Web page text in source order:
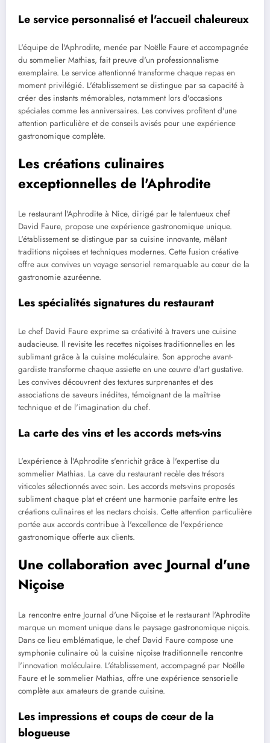
Le service personnalisé et l'accueil chaleureux
L'équipe de l'Aphrodite, menée par Noëlle Faure et accompagnée
du sommelier Mathias, fait preuve d'un professionnalisme
exemplaire. Le service attentionné transforme chaque repas en
moment privilégié. L'établissement se distingue par sa capacité à
créer des instants mémorables, notamment lors d'occasions
spéciales comme les anniversaires. Les convives profitent d'une
attention particulière et de conseils avisés pour une expérience
gastronomique complète.
Les créations culinaires
exceptionnelles de l'Aphrodite
Le restaurant l'Aphrodite à Nice, dirigé par le talentueux chef
David Faure, propose une expérience gastronomique unique.
L'établissement se distingue par sa cuisine innovante, mêlant
traditions niçoises et techniques modernes. Cette fusion créative
offre aux convives un voyage sensoriel remarquable au cœur de la
gastronomie azuréenne.
Les spécialités signatures du restaurant
Le chef David Faure exprime sa créativité à travers une cuisine
audacieuse. Il revisite les recettes niçoises traditionnelles en les
sublimant grâce à la cuisine moléculaire. Son approche avant-
gardiste transforme chaque assiette en une œuvre d'art gustative.
Les convives découvrent des textures surprenantes et des
associations de saveurs inédites, témoignant de la maîtrise
technique et de l'imagination du chef.
La carte des vins et les accords mets-vins
L'expérience à l'Aphrodite s'enrichit grâce à l'expertise du
sommelier Mathias. La cave du restaurant recèle des trésors
viticoles sélectionnés avec soin. Les accords mets-vins proposés
subliment chaque plat et créent une harmonie parfaite entre les
créations culinaires et les nectars choisis. Cette attention particulière
portée aux accords contribue à l'excellence de l'expérience
gastronomique offerte aux clients.
Une collaboration avec Journal d'une
Niçoise
La rencontre entre Journal d'une Niçoise et le restaurant l'Aphrodite
marque un moment unique dans le paysage gastronomique niçois.
Dans ce lieu emblématique, le chef David Faure compose une
symphonie culinaire où la cuisine niçoise traditionnelle rencontre
l'innovation moléculaire. L'établissement, accompagné par Noëlle
Faure et le sommelier Mathias, offre une expérience sensorielle
complète aux amateurs de grande cuisine.
Les impressions et coups de cœur de la
blogueuse